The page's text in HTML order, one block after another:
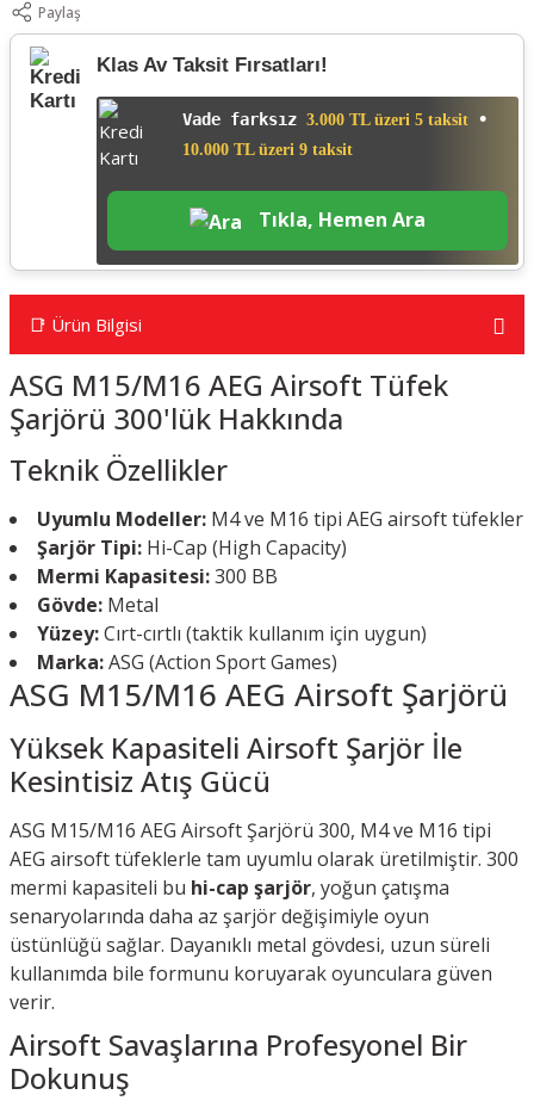
Paylaş
Klas Av Taksit Fırsatları!
Vade farksız 3.000 TL üzeri 5 taksit •
10.000 TL üzeri 9 taksit
Tıkla, Hemen Ara
📑 Ürün Bilgisi
ASG M15/M16 AEG Airsoft Tüfek
Şarjörü 300'lük Hakkında
Teknik Özellikler
Uyumlu Modeller: M4 ve M16 tipi AEG airsoft tüfekler
Şarjör Tipi: Hi-Cap (High Capacity)
Mermi Kapasitesi:300 BB
Gövde: Metal
Yüzey:Cırt-cırtlı (taktik kullanım için uygun)
Marka:ASG (Action Sport Games)
ASG M15/M16 AEG Airsoft Şarjörü
Yüksek Kapasiteli Airsoft Şarjör İle
Kesintisiz Atış Gücü
ASG M15/M16 AEG Airsoft Şarjörü 300, M4 ve M16 tipi
AEG airsoft tüfeklerle tam uyumlu olarak üretilmiştir. 300
mermi kapasiteli bu hi-cap şarjör, yoğun çatışma
senaryolarında daha az şarjör değişimiyle oyun
üstünlüğü sağlar. Dayanıklı metal gövdesi, uzun süreli
kullanımda bile formunu koruyarak oyunculara güven
verir.
Airsoft Savaşlarına Profesyonel Bir
Dokunuş